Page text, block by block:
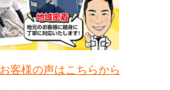
客様の声はこちらから